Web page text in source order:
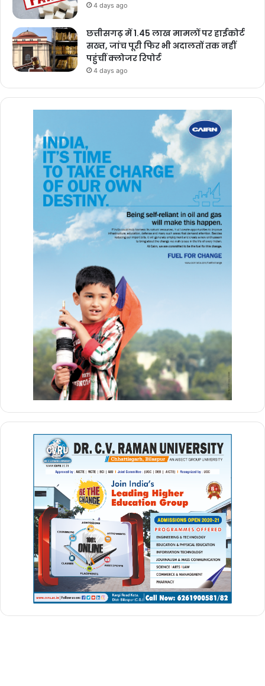
4 days ago
छत्तीसगढ़ में 1.45 लाख मामलों पर हाईकोर्ट
सख्त, जांच पूरी फिर भी अदालतों तक नहीं
पहुंचीं क्लोजर रिपोर्ट
4 days ago